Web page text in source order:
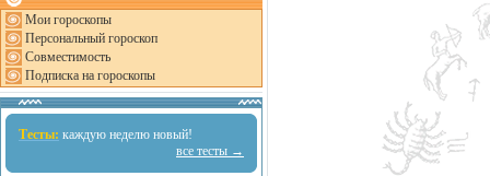
Мои гороскопы
Персональный гороскоп
Совместимость
Подписка на гороскопы
Тесты: каждую неделю новый!
все тесты →